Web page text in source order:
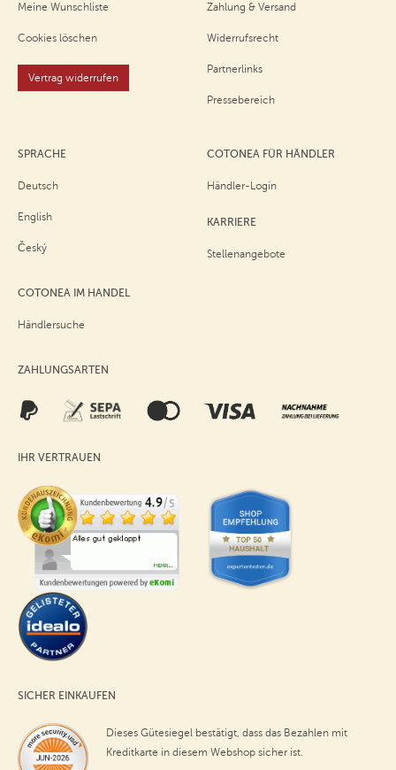
Meine Wunschliste
Cookies löschen
Vertrag widerrufen
Zahlung & Versand
Widerrufsrecht
Partnerlinks
Pressebereich
SPRACHE
Deutsch
English
Český
COTONEA IM HANDEL
Händlersuche
COTONEA FÜR HÄNDLER
Händler-Login
KARRIERE
Stellenangebote
ZAHLUNGSARTEN
IHR VERTRAUEN
SICHER EINKAUFEN
Dieses Gütesiegel bestätigt, dass das Bezahlen mit
Kreditkarte in diesem Webshop sicher ist.